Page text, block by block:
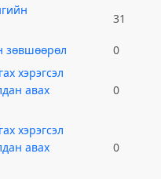
31
зөвшөөрөл
0
хэрэгсэл
авах
0
хэрэгсэл
авах
0